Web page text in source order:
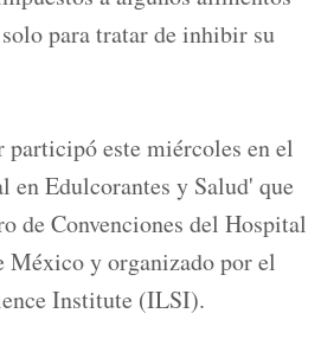
para tratar de inhibir su
este miércoles en el
en Edulcorantes y Salud' que
de Convenciones del Hospital
México y organizado por el
Institute (ILSI).